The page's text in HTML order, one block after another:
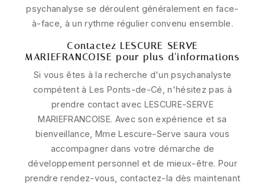
psychanalyse se déroulent généralement en face-
à-face, à un rythme régulier convenu ensemble.
Contactez LESCURE-SERVE
MARIEFRANCOISE pour plus d'informations
Si vous êtes à la recherche d'un psychanalyste
compétent à Les Ponts-de-Cé, n'hésitez pas à
prendre contact avec LESCURE-SERVE
MARIEFRANCOISE. Avec son expérience et sa
bienveillance, Mme Lescure-Serve saura vous
accompagner dans votre démarche de
développement personnel et de mieux-être. Pour
prendre rendez-vous, contactez-la dès maintenant